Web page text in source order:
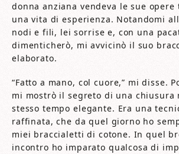
donna anziana vendeva le sue
una vita di esperienza. Notandomi
nodi e fili, lei sorrise e, con una
dimenticherò, mi avvicinò il suo
elaborato.
“Fatto a mano, col cuore,” mi disse.
mi mostrò il segreto di una chiusura
stesso tempo elegante. Era una
raffinata, che da quel giorno ho
miei braccialetti di cotone. In quel
incontro ho imparato qualcosa di